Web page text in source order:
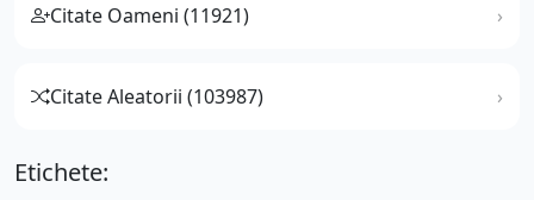
Citate Oameni (11921)
Citate Aleatorii (103987)
Etichete: